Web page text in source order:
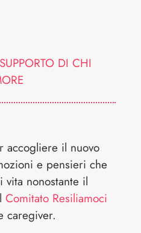
DI CHI
accogliere il nuovo
e pensieri che
nonostante il
Comitato Resiliamoci
caregiver.